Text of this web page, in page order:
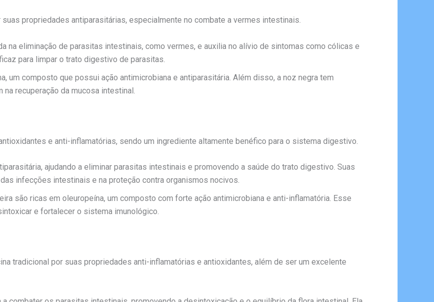
propriedades antiparasitárias, especialmente no combate a vermes intestinais.
na eliminação de parasitas intestinais, como vermes, e auxilia no alívio de sintomas como cólicas e
para limpar o trato digestivo de parasitas.
um composto que possui ação antimicrobiana e antiparasitária. Além disso, a noz negra tem
recuperação da mucosa intestinal.
e anti-inflamatórias, sendo um ingrediente altamente benéfico para o sistema digestivo.
ajudando a eliminar parasitas intestinais e promovendo a saúde do trato digestivo. Suas
infecções intestinais e na proteção contra organismos nocivos.
são ricas em oleuropeína, um composto com forte ação antimicrobiana e anti-inflamatória. Esse
e fortalecer o sistema imunológico.
tradicional por suas propriedades anti-inflamatórias e antioxidantes, além de ser um excelente